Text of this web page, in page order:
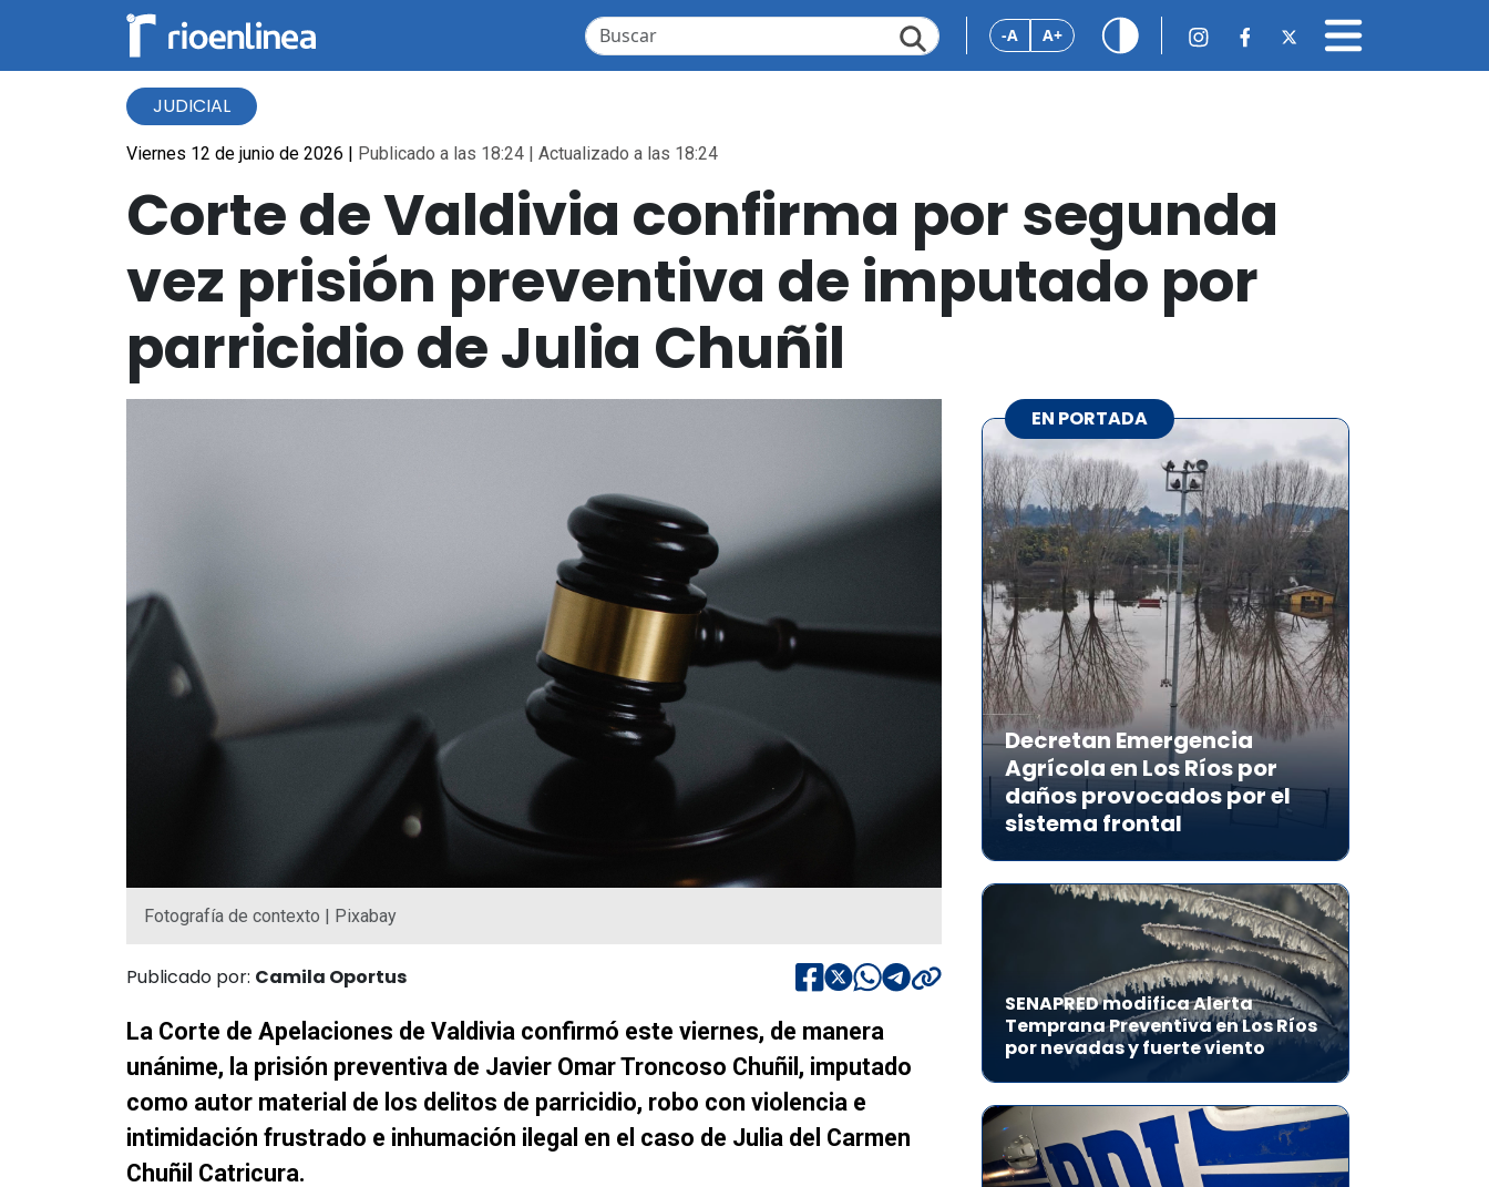
-A A+
JUDICIAL
Viernes 12 de junio de 2026 | Publicado a las 18:24 | Actualizado a las 18:24
Corte de Valdivia confirma por segunda
vez prisión preventiva de imputado por
parricidio de Julia Chuñil
Fotografía de contexto | Pixabay
Publicado por: Camila Oportus
La Corte de Apelaciones de Valdivia confirmó este viernes, de manera
unánime, la prisión preventiva de Javier Omar Troncoso Chuñil, imputado
como autor material de los delitos de parricidio, robo con violencia e
intimidación frustrado e inhumación ilegal en el caso de Julia del Carmen
Chuñil Catricura.
EN PORTADA
Decretan Emergencia
Agrícola en Los Ríos por
daños provocados por el
sistema frontal
SENAPRED modifica Alerta
Temprana Preventiva en Los Ríos
por nevadas y fuerte viento